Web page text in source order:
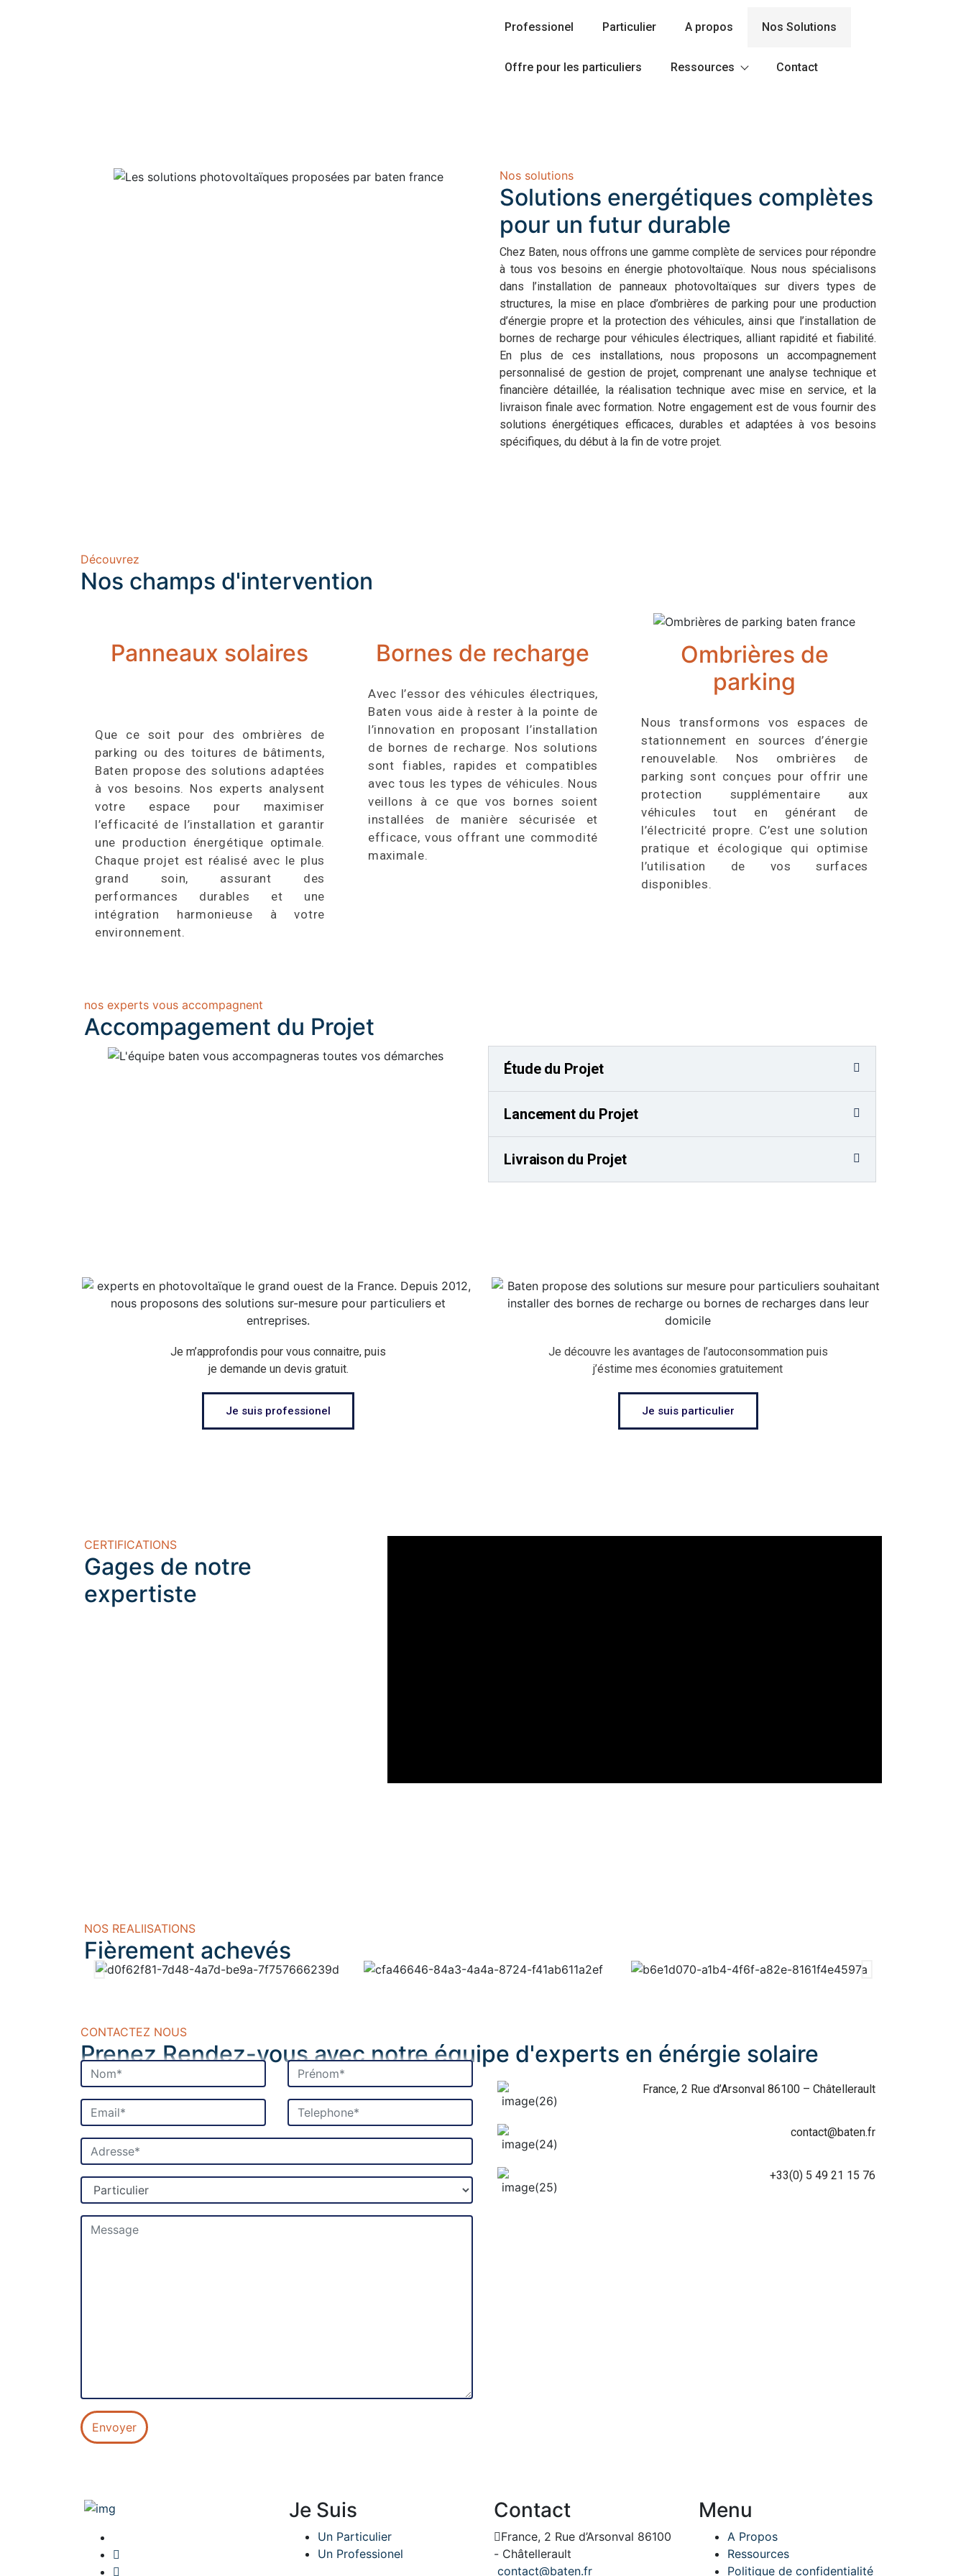
Professionel Particulier A propos Nos Solutions
Offre pour les particuliers Ressources Contact
Nos solutions
Solutions energétiques complètes
pour un futur durable
Chez Baten, nous offrons une gamme complète de services pour répondre
à tous vos besoins en énergie photovoltaïque. Nous nous spécialisons
dans l’installation de panneaux photovoltaïques sur divers types de
structures, la mise en place d’ombrières de parking pour une production
d’énergie propre et la protection des véhicules, ainsi que l’installation de
bornes de recharge pour véhicules électriques, alliant rapidité et fiabilité.
En plus de ces installations, nous proposons un accompagnement
personnalisé de gestion de projet, comprenant une analyse technique et
financière détaillée, la réalisation technique avec mise en service, et la
livraison finale avec formation. Notre engagement est de vous fournir des
solutions énergétiques efficaces, durables et adaptées à vos besoins
spécifiques, du début à la fin de votre projet.
Découvrez
Nos champs d'intervention
Panneaux solaires
Que ce soit pour des ombrières de
parking ou des toitures de bâtiments,
Baten propose des solutions adaptées
à vos besoins. Nos experts analysent
votre espace pour maximiser
l’efficacité de l’installation et garantir
une production énergétique optimale.
Chaque projet est réalisé avec le plus
grand soin, assurant des
performances durables et une
intégration harmonieuse à votre
environnement.
Bornes de recharge
Avec l’essor des véhicules électriques,
Baten vous aide à rester à la pointe de
l’innovation en proposant l’installation
de bornes de recharge. Nos solutions
sont fiables, rapides et compatibles
avec tous les types de véhicules. Nous
veillons à ce que vos bornes soient
installées de manière sécurisée et
efficace, vous offrant une commodité
maximale.
Ombrières de
parking
Nous transformons vos espaces de
stationnement en sources d’énergie
renouvelable. Nos ombrières de
parking sont conçues pour offrir une
protection supplémentaire aux
véhicules tout en générant de
l’électricité propre. C’est une solution
pratique et écologique qui optimise
l’utilisation de vos surfaces
disponibles.
nos experts vous accompagnent
Accompagement du Projet
Étude du Projet
Lancement du Projet
Livraison du Projet
Je m’approfondis pour vous connaitre, puis
je demande un devis gratuit.
Je suis professionel
Je découvre les avantages de l’autoconsommation puis
j’éstime mes économies gratuitement
Je suis particulier
CERTIFICATIONS
Gages de notre
expertiste
NOS REALIISATIONS
Fièrement achevés
CONTACTEZ NOUS
Prenez Rendez-vous avec notre équipe d'experts en énérgie solaire
Envoyer
France, 2 Rue d’Arsonval 86100 – Châtellerault
contact@baten.fr
+33(0) 5 49 21 15 76
Je Suis
Un Particulier
Un Professionel
Contact
France, 2 Rue d’Arsonval 86100
- Châtellerault
contact@baten.fr
Menu
A Propos
Ressources
Politique de confidentialité